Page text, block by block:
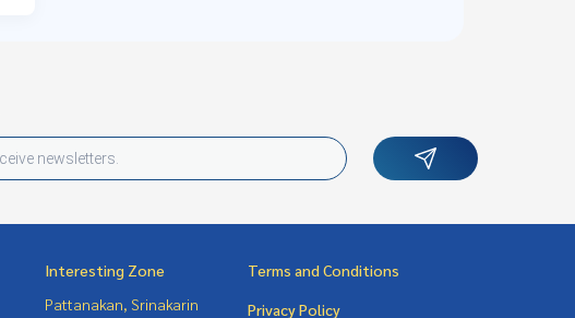
Interesting Zone
Pattanakan, Srinakarin
Terms and Conditions
Privacy Policy